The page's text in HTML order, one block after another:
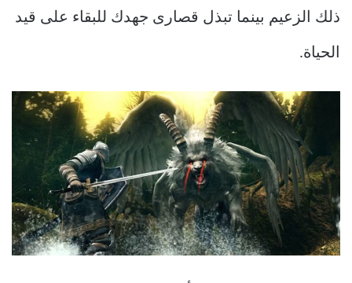
ذلك الزعيم بينما تبذل قصارى جهدك للبقاء على قيد
الحياة.